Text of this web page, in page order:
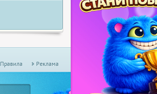
Правила Реклама